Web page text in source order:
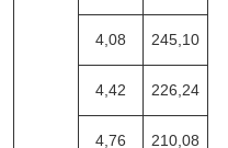
4,08 245,10
4,42 226,24
4,76 210,08